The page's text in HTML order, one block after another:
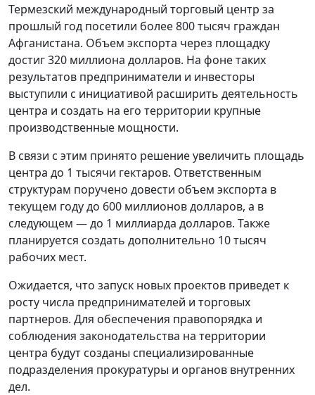
Термезский международный торговый центр за
прошлый год посетили более 800 тысяч граждан
Афганистана. Объем экспорта через площадку
достиг 320 миллиона долларов. На фоне таких
результатов предприниматели и инвесторы
выступили с инициативой расширить деятельность
центра и создать на его территории крупные
производственные мощности.
В связи с этим принято решение увеличить площадь
центра до 1 тысячи гектаров. Ответственным
структурам поручено довести объем экспорта в
текущем году до 600 миллионов долларов, а в
следующем — до 1 миллиарда долларов. Также
планируется создать дополнительно 10 тысяч
рабочих мест.
Ожидается, что запуск новых проектов приведет к
росту числа предпринимателей и торговых
партнеров. Для обеспечения правопорядка и
соблюдения законодательства на территории
центра будут созданы специализированные
подразделения прокуратуры и органов внутренних
дел.